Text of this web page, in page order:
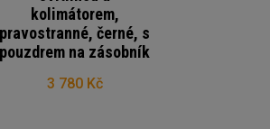
kolimátorem,
pravostranné, černé, s
pouzdrem na zásobník
3 780 Kč